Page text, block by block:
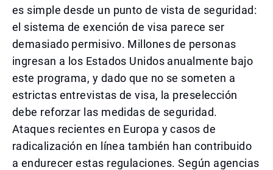
es simple desde un punto de vista de seguridad:
el sistema de exención de visa parece ser
demasiado permisivo. Millones de personas
ingresan a los Estados Unidos anualmente bajo
este programa, y dado que no se someten a
estrictas entrevistas de visa, la preselección
debe reforzar las medidas de seguridad.
Ataques recientes en Europa y casos de
radicalización en línea también han contribuido
a endurecer estas regulaciones. Según agencias